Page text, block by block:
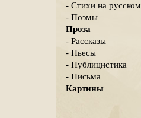
- Стихи на русском
- Поэмы
Проза
- Рассказы
- Пьесы
- Публицистика
- Письма
Картины